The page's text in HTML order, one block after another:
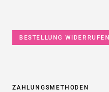
BESTELLUNG WIDERRUFEN
ZAHLUNGSMETHODEN